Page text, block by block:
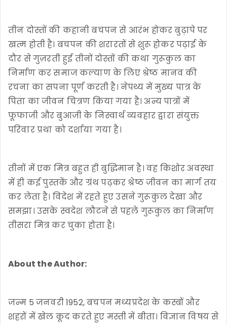
तीन दोस्तों की कहानी बचपन से आरंभ होकर बुढ़ापे पर
खत्म होती है। बचपन की शरारतों से शुरू होकर पढ़ाई के
दौर से गुज़रती हुई तीनों दोस्तों की कथा गुरूकुल का
निर्माण कर समाज कल्याण के लिए श्रेष्ठ मानव की
रचना का सपना पूर्ण करती है। नेपथ्य में मुख्य पात्र के
पिता का जीवन चित्रण किया गया है। अन्य पात्रों में
फूफाजी और बुआजी के निस्वार्थ व्यवहार द्वारा संयुक्त
परिवार प्रथा को दर्शाया गया है।
तीनों में एक मित्र बहुत ही बुद्धिमान है। वह किशोर अवस्था
में ही कई पुस्तकें और ग्रंथ पढ़कर श्रेष्ठ जीवन का मार्ग तय
कर लेता है। विदेश में रहते हुए उसने गुरूकुल देखा और
समझा। उसके स्वदेश लौटने से पहले गुरूकुल का निर्माण
तीसरा मित्र कर चुका होता है।
About the Author:
जन्म 5 जनवरी 1952, बचपन मध्यप्रदेश के कस्बों और
शहरों में खेल कूद करते हुए मस्ती में बीता। विज्ञान विषय से